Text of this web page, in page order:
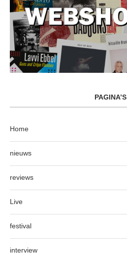
PAGINA’S
Home
nieuws
reviews
Live
festival
interview